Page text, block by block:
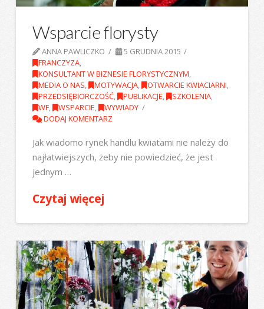
Wsparcie florysty
ANNA PAWLICZKO
5 GRUDNIA 2015
FRANCZYZA,
KONSULTANT W BIZNESIE FLORYSTYCZNYM,
MEDIA O NAS, MOTYWACJA, OTWARCIE KWIACIARNI,
PRZEDSIĘBIORCZOŚĆ, PUBLIKACJE, SZKOLENIA,
WF, WSPARCIE, WYWIADY
DODAJ KOMENTARZ
Jak wiadomo rynek handlu kwiatami nie należy do
najłatwiejszych, żeby nie powiedzieć, że jest
jednym …
Czytaj więcej